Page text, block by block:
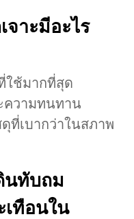
าะมีอะไร
ใช้มากที่สุด
ความทนทาน
ที่เบากว่าในสภาพ
นทับถม
เทือนใน